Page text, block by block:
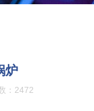
炉
：2472